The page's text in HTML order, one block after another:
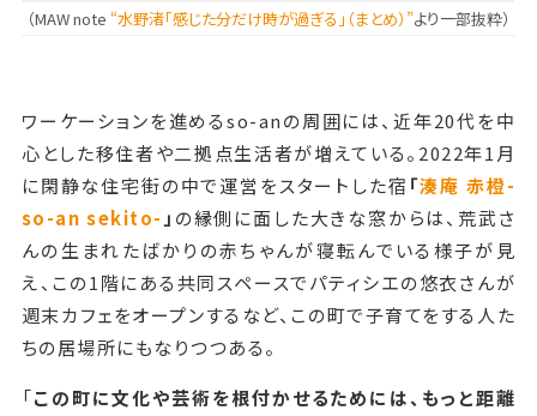
（MAW note “水野渚「感じた分だけ時が過ぎる」（まとめ）”より一部抜粋）
ワーケーションを進めるso-anの周囲には、近年20代を中
心とした移住者や二拠点生活者が増えている。2022年1月
に閑静な住宅街の中で運営をスタートした宿 「湊庵 赤橙-
so-an sekito- 」 の縁側に面した大きな窓からは、荒武さ
んの生まれたばかりの赤ちゃんが寝転んでいる様子が見
え、この1階にある共同スペースでパティシエの悠衣さんが
週末カフェをオープンするなど、この町で子育てをする人た
ちの居場所にもなりつつある。
「この町に文化や芸術を根付かせるためには、もっと距離